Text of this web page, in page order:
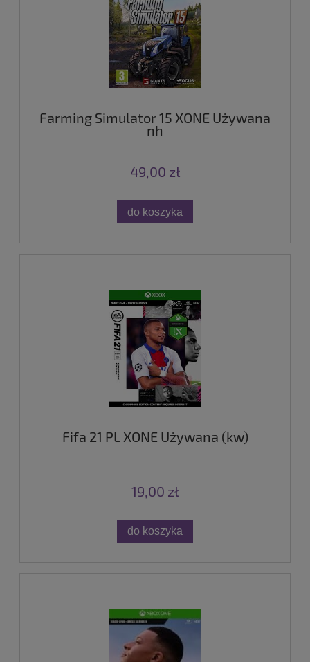
Farming Simulator 15 XONE Używana
nh
49,00 zł
do koszyka
Fifa 21 PL XONE Używana (kw)
19,00 zł
do koszyka